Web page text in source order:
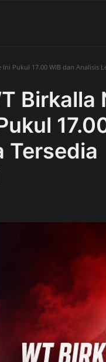
Pukul 17.00 WIB dan Analisis
Birkalla
Tersedia